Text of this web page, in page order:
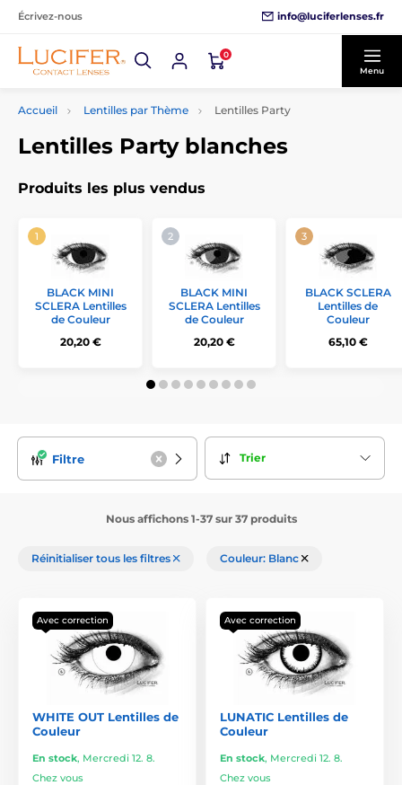
Écrivez-nous info@luciferlenses.fr
0
Menu
Accueil Lentilles par Thème Lentilles Party
Lentilles Party blanches
Produits les plus vendus
BLACK MINI
SCLERA Lentilles
de Couleur
20,20 €
BLACK MINI
SCLERA Lentilles
de Couleur
20,20 €
BLACK SCLERA
Lentilles de
Couleur
65,10 €
Filtre Trier
Nous affichons 1-37 sur 37 produits
Réinitialiser tous les filtres Couleur: Blanc
Avec correction
WHITE OUT Lentilles de
Couleur
En stock, Mercredi 12. 8.
Chez vous
Avec correction
LUNATIC Lentilles de
Couleur
En stock, Mercredi 12. 8.
Chez vous